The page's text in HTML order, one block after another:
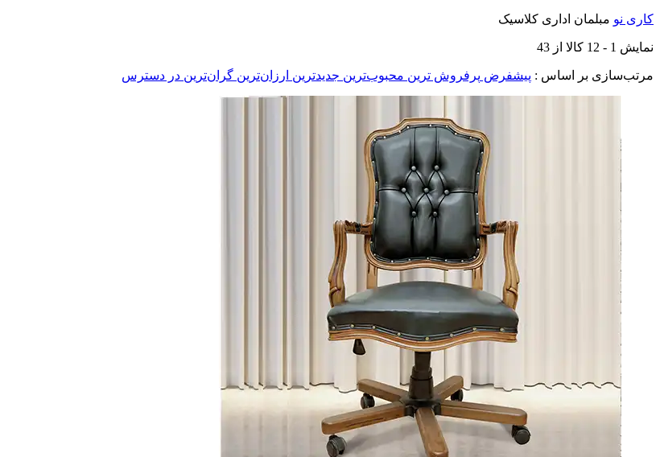
کاری نو مبلمان اداری کلاسیک
نمایش 1
-
12 کالا از 43
مرتب‌سازی بر اساس : پیشفرض پرفروش ترین محبوب‌ترین جدیدترین ارزان‌ترین گران‌ترین در دسترس